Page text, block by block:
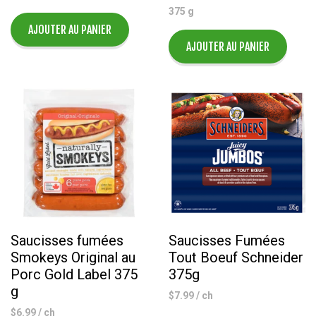
AJOUTER AU PANIER
375 g
AJOUTER AU PANIER
Saucisses fumées
Smokeys Original au
Porc Gold Label 375
g
$6.99/ ch
Saucisses Fumées
Tout Boeuf Schneider
375g
$7.99/ ch